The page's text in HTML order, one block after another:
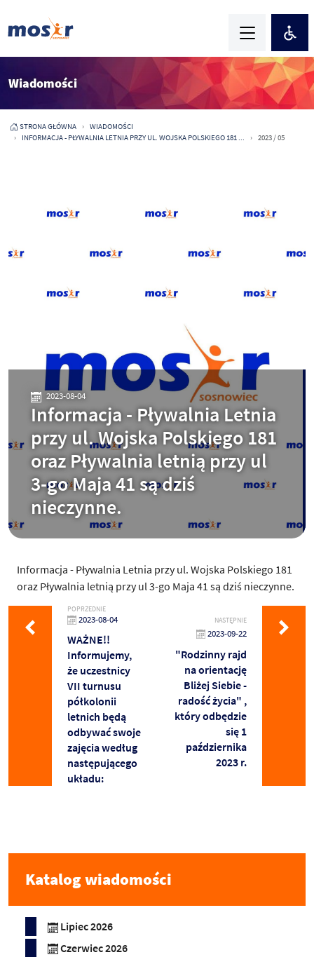
Wiadomości
STRONA GŁÓWNA
WIADOMOŚCI
INFORMACJA - PŁYWALNIA LETNIA PRZY UL. WOJSKA POLSKIEGO 181 ...
2023 / 05
2023-08-04
Informacja - Pływalnia Letnia
przy ul. Wojska Polskiego 181
oraz Pływalnia letnią przy ul
3-go Maja 41 są dziś
nieczynne.
Informacja - Pływalnia Letnia przy ul. Wojska Polskiego 181
oraz Pływalnia letnią przy ul 3-go Maja 41 są dziś nieczynne.
POPRZEDNIE
2023-08-04
WAŻNE!!
Informujemy,
że uczestnicy
VII turnusu
półkolonii
letnich będą
odbywać swoje
zajęcia według
następującego
układu:
NASTĘPNIE
2023-09-22
"Rodzinny rajd
na orientację
Bliżej Siebie -
radość życia" ,
który odbędzie
się 1
października
2023 r.
Katalog wiadomości
Lipiec 2026
Czerwiec 2026